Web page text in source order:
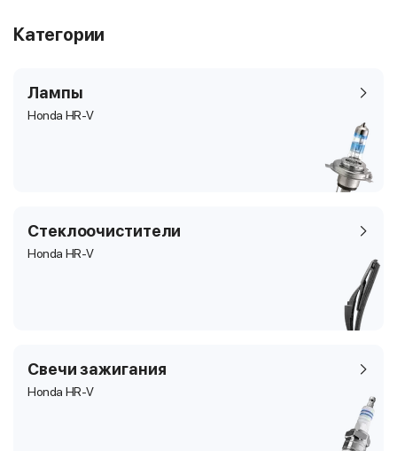
Категории
Лампы
Honda HR-V
Стеклоочистители
Honda HR-V
Свечи зажигания
Honda HR-V